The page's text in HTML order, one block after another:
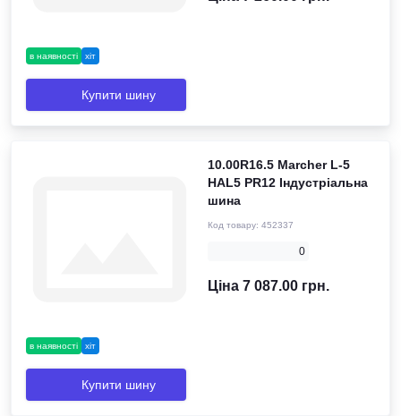
в наявності хіт
Купити шину
в наявності хіт
10.00R16.5 Marcher L-5
HAL5 PR12 Індустріальна
шина
Код товару: 452337
0
Ціна 7 087.00 грн.
Купити шину